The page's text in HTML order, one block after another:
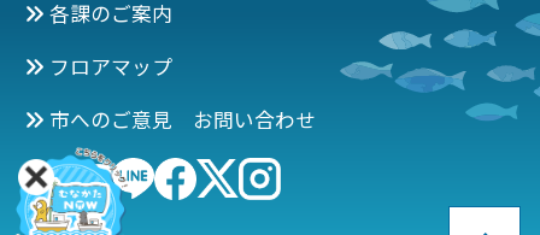
各課のご案内
フロアマップ
市へのご意見 お問い合わせ